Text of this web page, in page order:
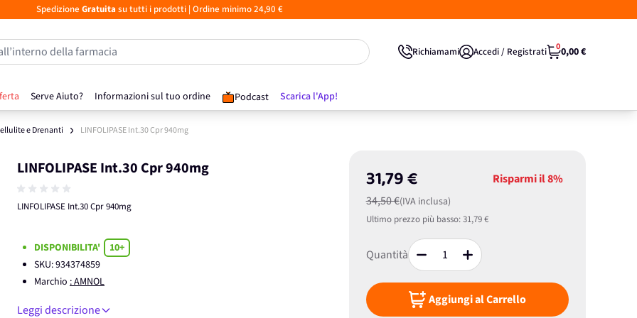
Spedizione Gratuita su tutti i prodotti| Ordine minimo 24,90 €
Serve Aiuto? Informazioni sul tuo ordine Podcast Scarica l'App!
della farmacia Richiamami Accedi / Registrati 00,00 €
e Drenanti LINFOLIPASE Int.30 Cpr 940mg
LINFOLIPASE Int.30 Cpr 940mg
LINFOLIPASE Int.30 Cpr 940mg
31,79 €
34,50 €(IVA inclusa)
Risparmi il8%
Ultimo prezzo più basso:31,79 €
Quantità
Aggiungi al Carrello
DISPONIBILITA'
10+
SKU:934374859
Marchio : AMNOL
Leggi descrizione